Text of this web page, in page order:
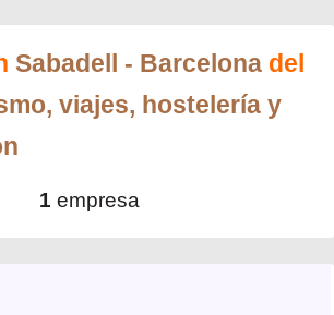
Sabadell - Barcelona del
viajes, hostelería y
1 empresa